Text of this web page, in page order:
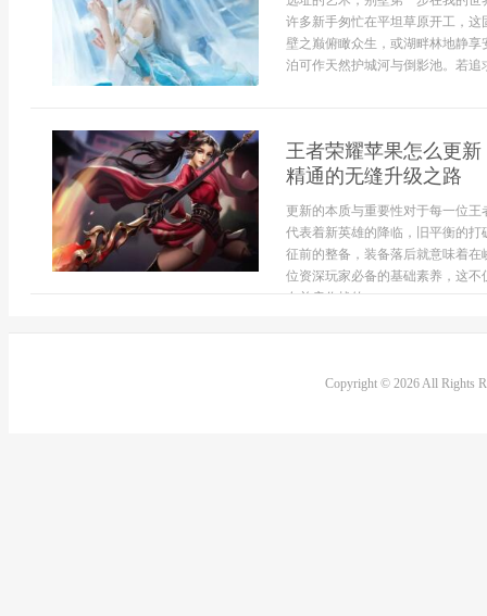
许多新手匆忙在平坦草原开工，
壁之巅俯瞰众生，或湖畔林地静
泊可作天然护城河与倒影池。若追
王者荣耀苹果怎么更
精通的无缝升级之路
更新的本质与重要性对于每一位
代表着新英雄的降临，旧平衡的
征前的整备，装备落后就意味着
位资深玩家必备的基础素养，这
友并肩作战的...
Copyright © 2026 All Rights